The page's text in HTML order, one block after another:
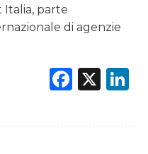
Italia, parte
di agenzie
X